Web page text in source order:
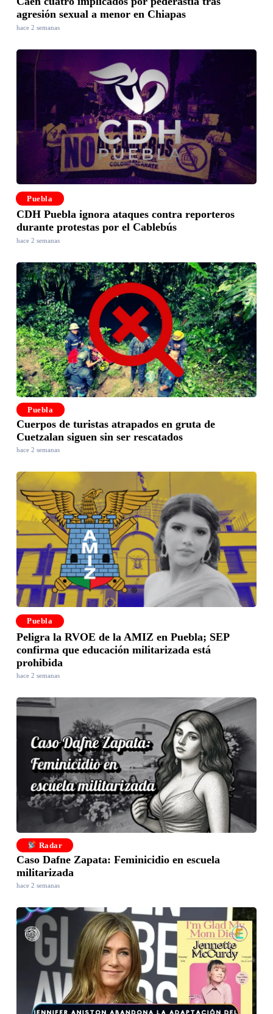
agresión sexual a menor en Chiapas
hace 2 semanas
Puebla
CDH Puebla ignora ataques contra reporteros
durante protestas por el Cablebús
hace 2 semanas
Puebla
Cuerpos de turistas atrapados en gruta de
Cuetzalan siguen sin ser rescatados
hace 2 semanas
Puebla
Peligra la RVOE de la AMIZ en Puebla; SEP
confirma que educación militarizada está
prohibida
hace 2 semanas
Radar
Caso Dafne Zapata: Feminicidio en escuela
militarizada
hace 2 semanas